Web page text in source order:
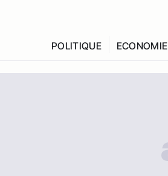
POLITIQUE ECONOMIE